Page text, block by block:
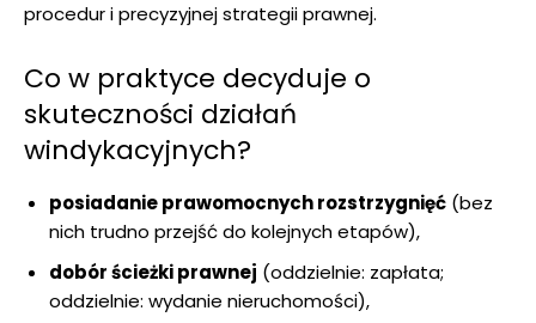
procedur i precyzyjnej strategii prawnej.
Co w praktyce decyduje o
skuteczności działań
windykacyjnych?
posiadanie prawomocnych rozstrzygnięć (bez
nich trudno przejść do kolejnych etapów),
dobór ścieżki prawnej (oddzielnie: zapłata;
oddzielnie: wydanie nieruchomości),